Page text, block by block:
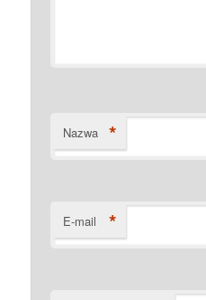
Nazwa *
E-mail *